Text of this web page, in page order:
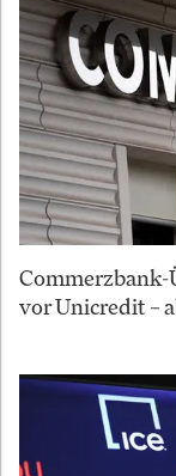
vor Unicredit –